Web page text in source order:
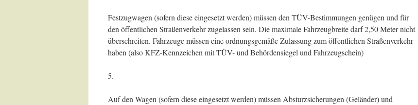
Festzugwagen (sofern diese eingesetzt werden) müssen den TÜV-Bestimmungen genügen und für
den öffentlichen Straßenverkehr zugelassen sein. Die maximale Fahrzeugbreite darf 2,50 Meter nicht
überschreiten. Fahrzeuge müssen eine ordnungsgemäße Zulassung zum öffentlichen Straßenverkehr
haben (also KFZ-Kennzeichen mit TÜV- und Behördensiegel und Fahrzeugschein)
5.
Auf den Wagen (sofern diese eingesetzt werden) müssen Absturzsicherungen (Geländer) und